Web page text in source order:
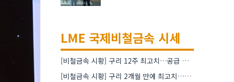
LME 국제비철금속 시세
[비철금속 시황] 구리 12주 최고치…공급 부족 우려에 강세
[비철금속 시황] 구리 2개월 만에 최고치…재고 감소에 공급 부족 우려 확대